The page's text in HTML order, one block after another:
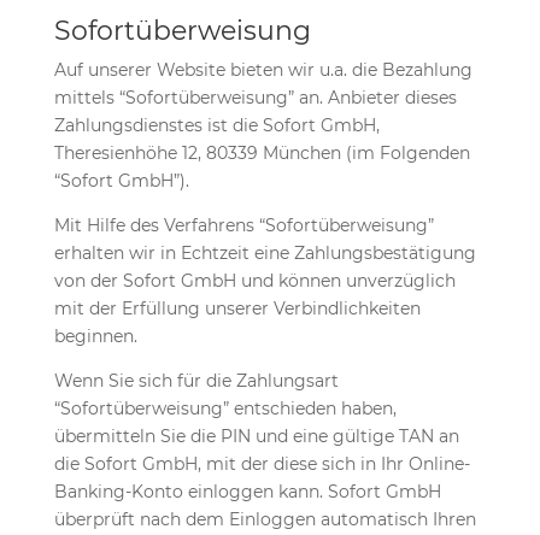
Sofortüberweisung
Auf unserer Website bieten wir u.a. die Bezahlung
mittels “Sofortüberweisung” an. Anbieter dieses
Zahlungsdienstes ist die Sofort GmbH,
Theresienhöhe 12, 80339 München (im Folgenden
“Sofort GmbH”).
Mit Hilfe des Verfahrens “Sofortüberweisung”
erhalten wir in Echtzeit eine Zahlungsbestätigung
von der Sofort GmbH und können unverzüglich
mit der Erfüllung unserer Verbindlichkeiten
beginnen.
Wenn Sie sich für die Zahlungsart
“Sofortüberweisung” entschieden haben,
übermitteln Sie die PIN und eine gültige TAN an
die Sofort GmbH, mit der diese sich in Ihr Online-
Banking-Konto einloggen kann. Sofort GmbH
überprüft nach dem Einloggen automatisch Ihren